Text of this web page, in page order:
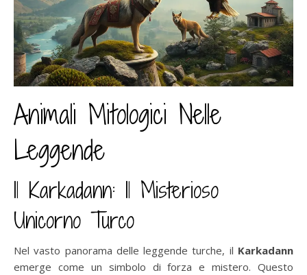
Animali Mitologici Nelle
Leggende
Il Karkadann: Il Misterioso
Unicorno Turco
Nel vasto panorama delle leggende turche, il Karkadann
emerge come un simbolo di forza e mistero. Questo